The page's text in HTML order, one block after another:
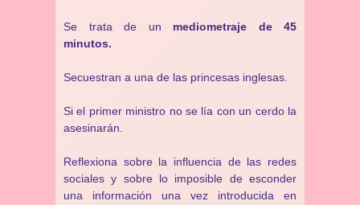
Se trata de un mediometraje de 45
minutos.
Secuestran a una de las princesas inglesas.
Si el primer ministro no se lía con un cerdo la
asesinarán.
Reflexiona sobre la influencia de las redes
sociales y sobre lo imposible de esconder
una información una vez introducida en